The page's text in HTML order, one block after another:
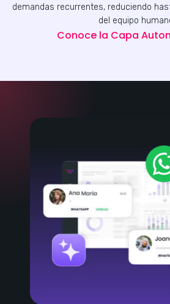
demandas recurrentes, reduciendo
del equipo
Conoce la Capa